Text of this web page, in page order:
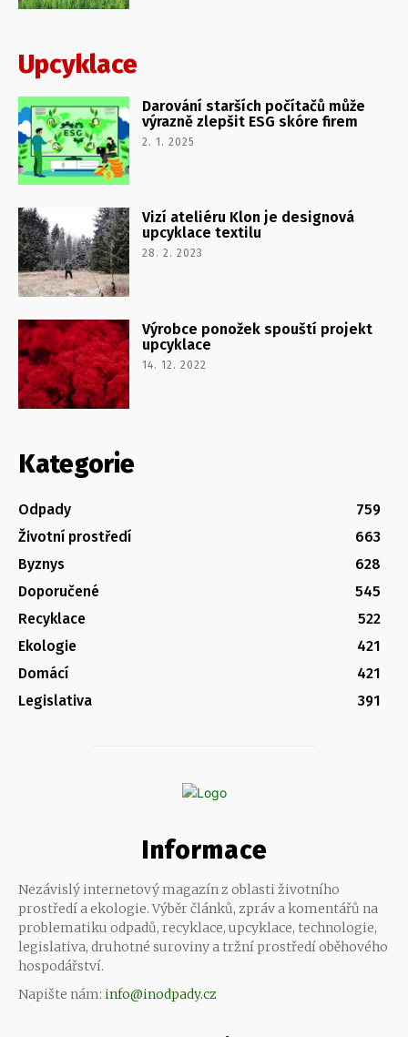
Upcyklace
Darování starších počítačů může
výrazně zlepšit ESG skóre firem
2. 1. 2025
Vizí ateliéru Klon je designová
upcyklace textilu
28. 2. 2023
Výrobce ponožek spouští projekt
upcyklace
14. 12. 2022
Kategorie
Odpady
759
Životní prostředí
663
Byznys
628
Doporučené
545
Recyklace
522
Ekologie
421
Domácí
421
Legislativa
391
Informace
Nezávislý internetový magazín z oblasti životního
prostředí a ekologie. Výběr článků, zpráv a komentářů na
problematiku odpadů, recyklace, upcyklace, technologie,
legislativa, druhotné suroviny a tržní prostředí oběhového
hospodářství.
Napište nám: info@inodpady.cz